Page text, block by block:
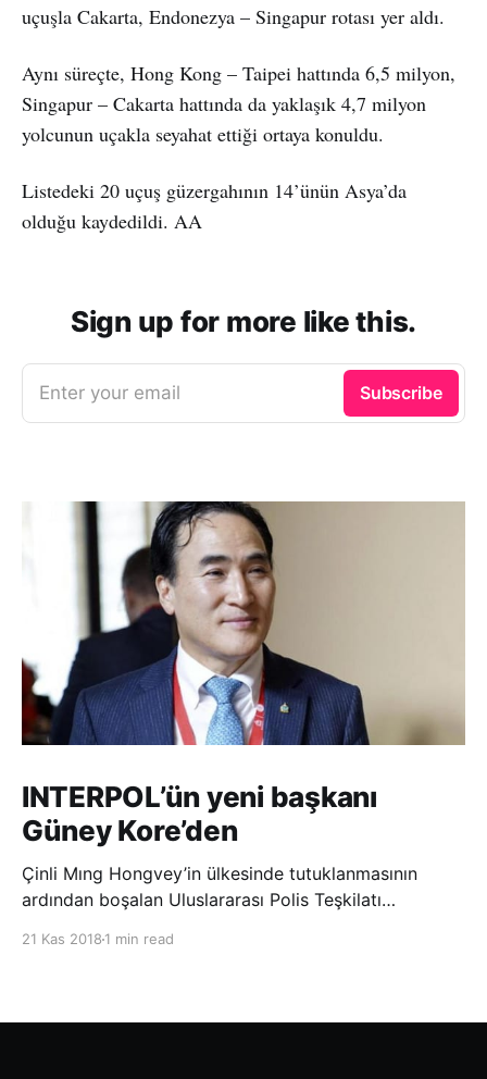
uçuşla Cakarta, Endonezya – Singapur rotası yer aldı.
Aynı süreçte, Hong Kong – Taipei hattında 6,5 milyon,
Singapur – Cakarta hattında da yaklaşık 4,7 milyon
yolcunun uçakla seyahat ettiği ortaya konuldu.
Listedeki 20 uçuş güzergahının 14’ünün Asya’da
olduğu kaydedildi. AA
Sign up for more like this.
Enter your email Subscribe
INTERPOL’ün yeni başkanı
Güney Kore’den
Çinli Mıng Hongvey’in ülkesinde tutuklanmasının
ardından boşalan Uluslararası Polis Teşkilatı
21 Kas 2018 1 min read